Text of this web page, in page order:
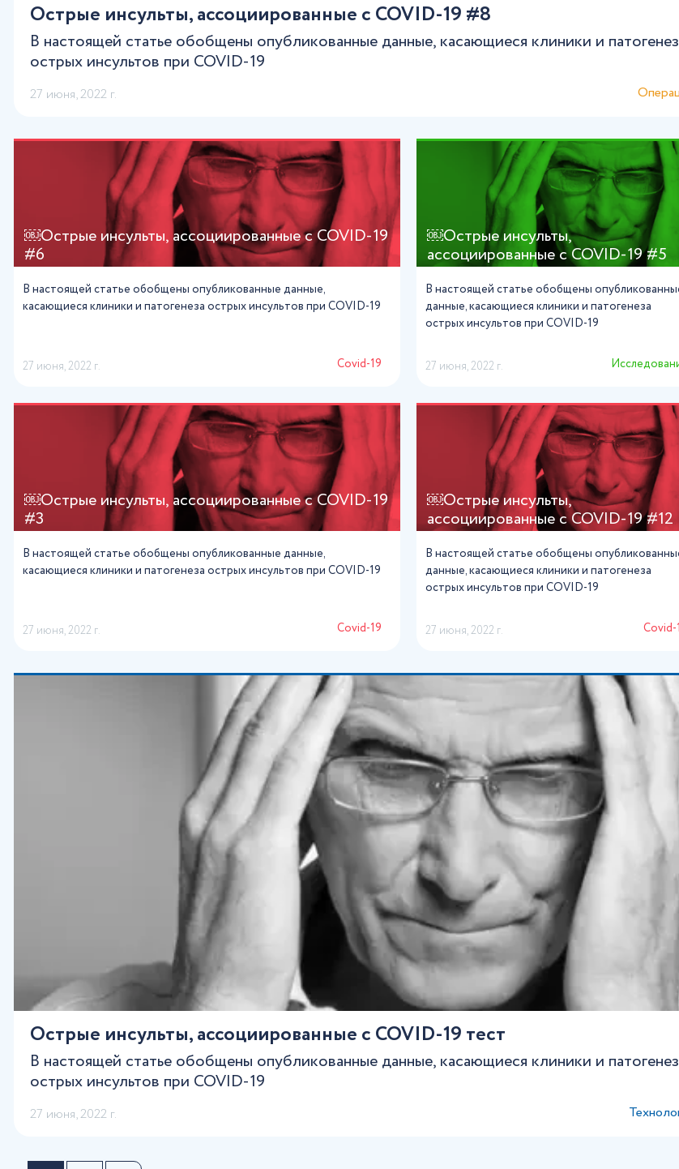
Острые инсульты, ассоциированные с COVID-19 #8
В настоящей статье обобщены опубликованные данные, касающиеся клиники и
острых инсультов при COVID-19
27 июня, 2022 г.
￼Острые инсульты, ассоциированные с COVID-19
#6
В настоящей статье обобщены опубликованные данные,
касающиеся клиники и патогенеза острых инсультов при COVID-19
27 июня, 2022 г. Сovid-19
￼Острые инсульты,
ассоциированные с COVID-19 #5
В настоящей статье обобщены
данные, касающиеся клиники и патогенеза
острых инсультов при COVID-19
27 июня, 2022 г.
￼Острые инсульты, ассоциированные с COVID-19
#3
В настоящей статье обобщены опубликованные данные,
касающиеся клиники и патогенеза острых инсультов при COVID-19
27 июня, 2022 г. Сovid-19
￼Острые инсульты,
ассоциированные с COVID-19 #12
В настоящей статье обобщены
данные, касающиеся клиники и патогенеза
острых инсультов при COVID-19
27 июня, 2022 г. Сovid-
Острые инсульты, ассоциированные с COVID-19 тест
В настоящей статье обобщены опубликованные данные, касающиеся клиники и
острых инсультов при COVID-19
27 июня, 2022 г.